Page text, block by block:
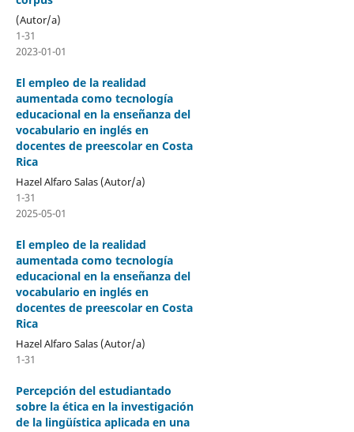
(Autor/a)
1-31
2023-01-01
El empleo de la realidad
aumentada como tecnología
educacional en la enseñanza del
vocabulario en inglés en
docentes de preescolar en Costa
Rica
Hazel Alfaro Salas (Autor/a)
1-31
2025-05-01
El empleo de la realidad
aumentada como tecnología
educacional en la enseñanza del
vocabulario en inglés en
docentes de preescolar en Costa
Rica
Hazel Alfaro Salas (Autor/a)
1-31
Percepción del estudiantado
sobre la ética en la investigación
de la lingüística aplicada en una